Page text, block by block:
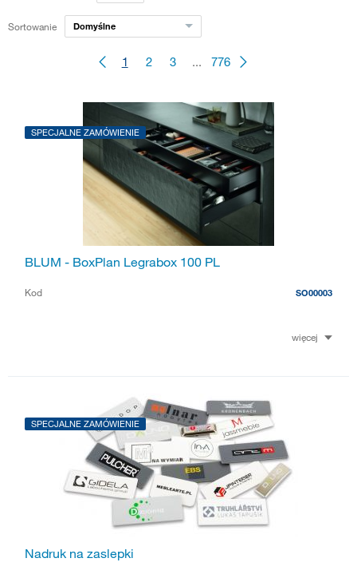
Sortowanie Domyślne
1 2 3 ... 776
SPECJALNE ZAMÓWIENIE
BLUM - BoxPlan Legrabox 100 PL
Kod SO00003
więcej
SPECJALNE ZAMÓWIENIE
Nadruk na zaslepki